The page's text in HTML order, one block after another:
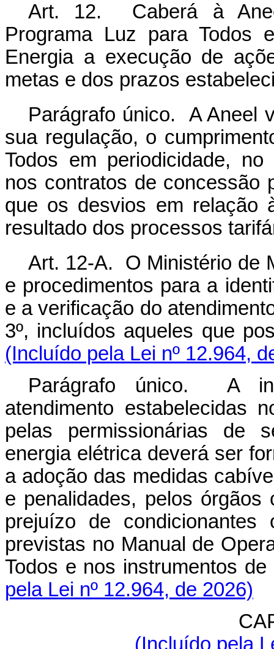
Art. 12. Caberá à
Programa Luz para Todos
Energia a execução de
metas e dos prazos
Parágrafo único. A Aneel
sua regulação, o
Todos em periodicidade,
nos contratos de concessão
que os desvios em relação
resultado dos processos
Art. 12-A. O Ministério de
e procedimentos para a
e a verificação do
3º, incluídos aqueles que
(Incluído pela Lei nº 12.964,
Parágrafo único. A
atendimento estabelecidas
pelas permissionárias de
energia elétrica deverá ser
a adoção das medidas
e penalidades, pelos órgãos
prejuízo de condicionantes
previstas no Manual de
Todos e nos instrumentos
pela Lei nº 12.964, de 2026)
(Incluído pela